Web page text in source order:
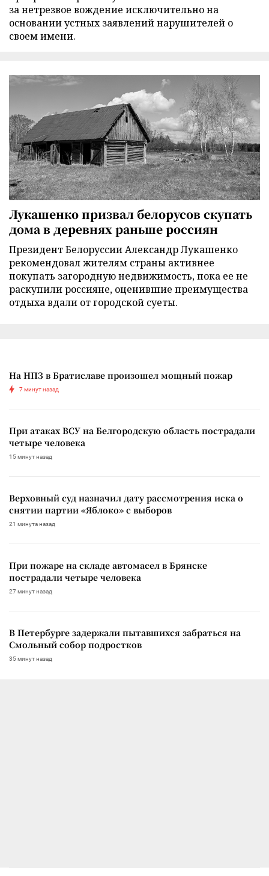
за нетрезвое вождение исключительно на
основании устных заявлений нарушителей о
своем имени.
Лукашенко призвал белорусов скупать
дома в деревнях раньше россиян
Президент Белоруссии Александр Лукашенко
рекомендовал жителям страны активнее
покупать загородную недвижимость, пока ее не
раскупили россияне, оценившие преимущества
отдыха вдали от городской суеты.
На НПЗ в Братиславе произошел мощный пожар
7 минут назад
При атаках ВСУ на Белгородскую область пострадали
четыре человека
15 минут назад
Верховный суд назначил дату рассмотрения иска о
снятии партии «Яблоко» с выборов
21 минута назад
При пожаре на складе автомасел в Брянске
пострадали четыре человека
27 минут назад
В Петербурге задержали пытавшихся забраться на
Смольный собор подростков
35 минут назад